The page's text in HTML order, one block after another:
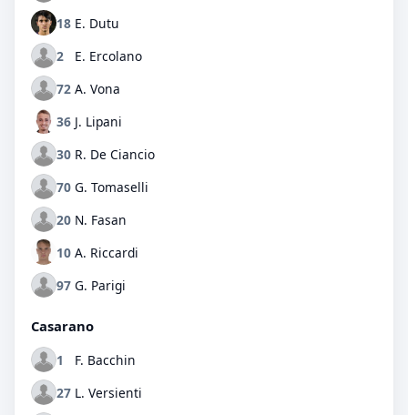
18 E. Dutu
2
E. Ercolano
72 A. Vona
36 J. Lipani
30 R. De Ciancio
70 G. Tomaselli
20 N. Fasan
10 A. Riccardi
97 G. Parigi
Casarano
1
F. Bacchin
27 L. Versienti